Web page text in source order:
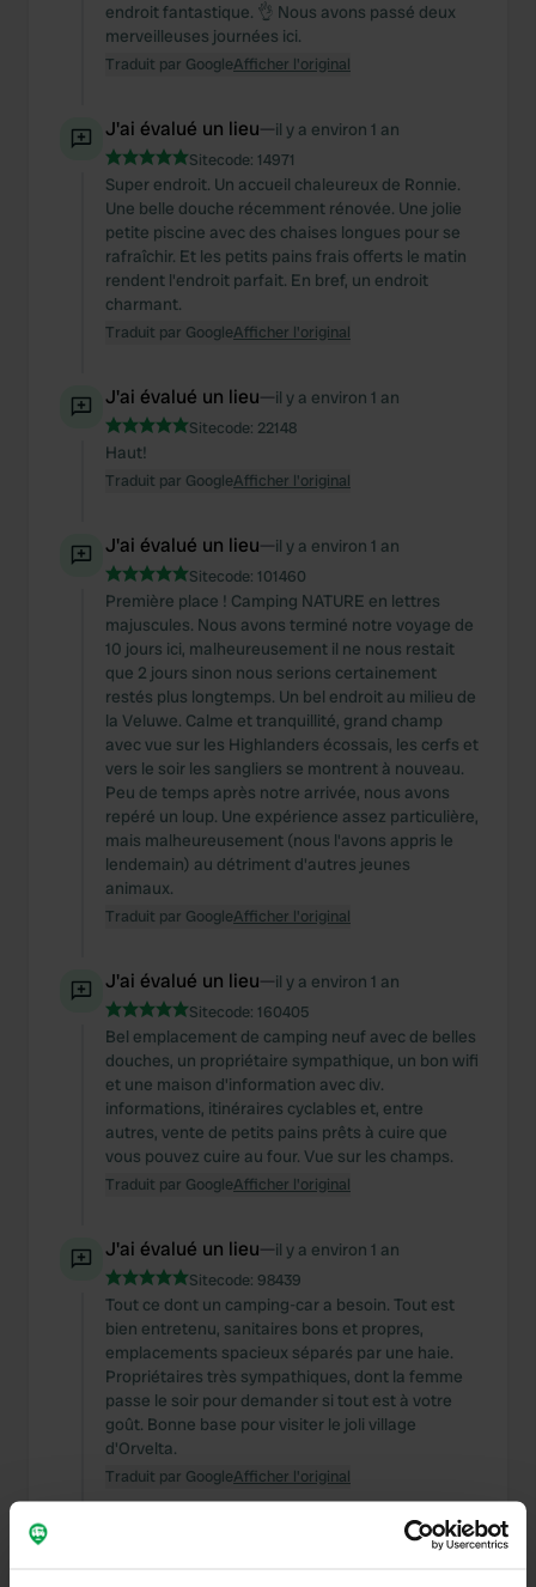
endroit fantastique. 👌 Nous avons passé deux
merveilleuses journées ici.
Traduit par GoogleAfficher l'original
J'ai évalué un lieu—il y a environ 1 an
Sitecode: 14971
Super endroit. Un accueil chaleureux de Ronnie.
Une belle douche récemment rénovée. Une jolie
petite piscine avec des chaises longues pour se
rafraîchir. Et les petits pains frais offerts le matin
rendent l'endroit parfait. En bref, un endroit
charmant.
Traduit par GoogleAfficher l'original
J'ai évalué un lieu—il y a environ 1 an
Sitecode: 22148
Haut!
Traduit par GoogleAfficher l'original
J'ai évalué un lieu—il y a environ 1 an
Sitecode: 101460
Première place ! Camping NATURE en lettres
majuscules. Nous avons terminé notre voyage de
10 jours ici, malheureusement il ne nous restait
que 2 jours sinon nous serions certainement
restés plus longtemps. Un bel endroit au milieu de
la Veluwe. Calme et tranquillité, grand champ
avec vue sur les Highlanders écossais, les cerfs et
vers le soir les sangliers se montrent à nouveau.
Peu de temps après notre arrivée, nous avons
repéré un loup. Une expérience assez particulière,
mais malheureusement (nous l'avons appris le
lendemain) au détriment d'autres jeunes
animaux.
Traduit par GoogleAfficher l'original
J'ai évalué un lieu—il y a environ 1 an
Sitecode: 160405
Bel emplacement de camping neuf avec de belles
douches, un propriétaire sympathique, un bon wifi
et une maison d'information avec div.
informations, itinéraires cyclables et, entre
autres, vente de petits pains prêts à cuire que
vous pouvez cuire au four. Vue sur les champs.
Traduit par GoogleAfficher l'original
J'ai évalué un lieu—il y a environ 1 an
Sitecode: 98439
Tout ce dont un camping-car a besoin. Tout est
bien entretenu, sanitaires bons et propres,
emplacements spacieux séparés par une haie.
Propriétaires très sympathiques, dont la femme
passe le soir pour demander si tout est à votre
goût. Bonne base pour visiter le joli village
d'Orvelta.
Traduit par GoogleAfficher l'original